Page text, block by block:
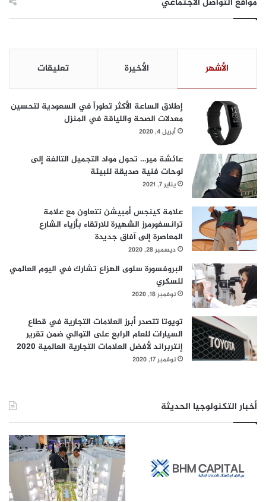
الأشهر الأخيرة تعليقات
إطلاق الساعة الأكثر تطوراً في السعودية لتحسين
معدلات الصحة واللياقة في المنزل
أبريل 4, 2020
عائشة مير… تحول مواد التجميل التالفة إلى
لوحات فنية صديقة للبيئة
يناير 7, 2021
علامة كينجس أمبيشن تتعاون مع علامة
ترانسفورمرز الشهيرة للارتقاء بأزياء الشارع
المعاصرة إلى آفاق جديدة
ديسمبر 28, 2020
البروفسورة سلوى الهزاع تشارك في اليوم العالمي
للسكري
نوفمبر 18, 2020
تويوتا تتصدر أبرز العلامات التجارية في قطاع
السيارات للعام الرابع على التوالي ضمن تقرير
إنتربراند لأفضل العلامات التجارية العالمية 2020
نوفمبر 17, 2020
أخبار التكنولوجيا الحديثة